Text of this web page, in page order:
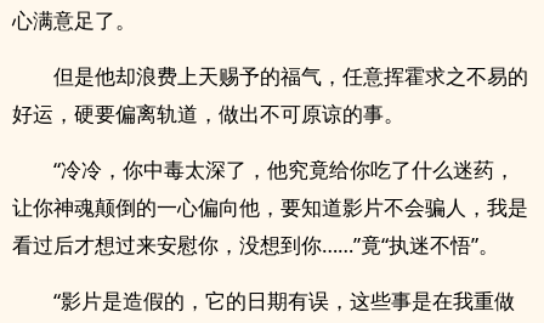
心满意足了。
但是他却浪费上天赐予的福气，任意挥霍求之不易的
好运，硬要偏离轨道，做出不可原谅的事。
“冷冷，你中毒太深了，他究竟给你吃了什么迷药，
让你神魂颠倒的一心偏向他，要知道影片不会骗人，我是
看过后才想过来安慰你，没想到你……”竟“执迷不悟”。
“影片是造假的，它的日期有误，这些事是在我重做